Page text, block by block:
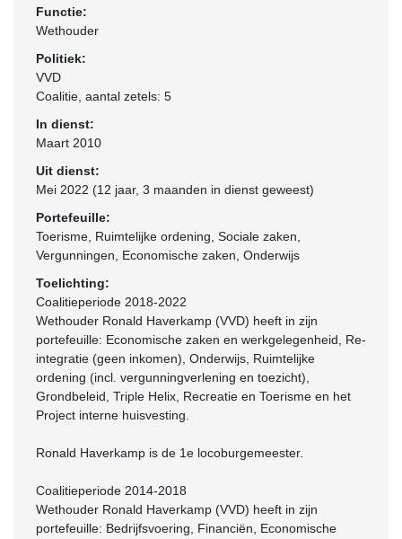
Functie:
Wethouder
Politiek:
VVD
Coalitie , aantal zetels: 5
In dienst:
Maart 2010
Uit dienst:
Mei 2022 (12 jaar, 3 maanden in dienst geweest)
Portefeuille:
Toerisme, Ruimtelijke ordening, Sociale zaken,
Vergunningen, Economische zaken, Onderwijs
Toelichting:
Coalitieperiode 2018-2022
Wethouder Ronald Haverkamp (VVD) heeft in zijn
portefeuille: Economische zaken en werkgelegenheid, Re-
integratie (geen inkomen), Onderwijs, Ruimtelijke
ordening (incl. vergunningverlening en toezicht),
Grondbeleid, Triple Helix, Recreatie en Toerisme en het
Project interne huisvesting.
Ronald Haverkamp is de 1e locoburgemeester.
Coalitieperiode 2014-2018
Wethouder Ronald Haverkamp (VVD) heeft in zijn
portefeuille: Bedrijfsvoering, Financiën, Economische